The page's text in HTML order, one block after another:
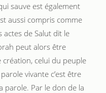
sauve est également
aussi compris comme
actes de Salut dit le
peut alors être
celui du peuple
vivante c’est être
parole. Par le don de la